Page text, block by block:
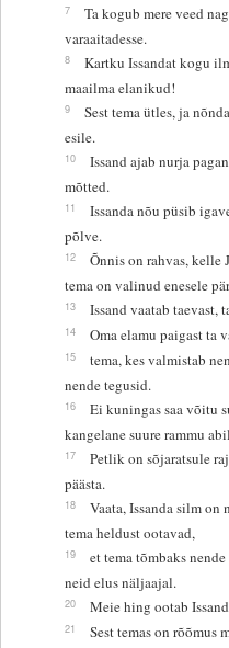
7
Ta kogub mere veed
varaaitadesse.
8
Kartku Issandat kogu
maailma elanikud!
9
Sest tema ütles, ja
esile.
10
Issand ajab nurja
mõtted.
11
Issanda nõu püsib
põlve.
12
Õnnis on rahvas, kelle
tema on valinud enesele
13 Issand vaatab
14 Oma elamu paigast ta
15
tema, kes valmistab
nende tegusid.
16
Ei kuningas saa võitu
kangelane suure rammu
17
Petlik on sõjaratsule
päästa.
18
Vaata, Issanda silm on
tema heldust ootavad,
19
et tema tõmbaks
neid elus näljaajal.
20 Meie hing ootab
21
Sest temas on rõõmus